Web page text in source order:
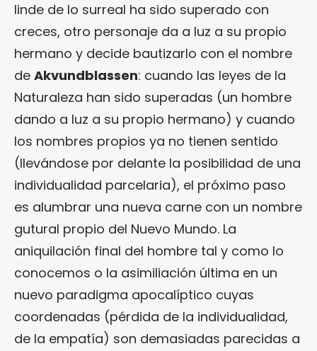
linde de lo surreal ha sido superado con
creces, otro personaje da a luz a su propio
hermano y decide bautizarlo con el nombre
de Akvundblassen: cuando las leyes de la
Naturaleza han sido superadas (un hombre
dando a luz a su propio hermano) y cuando
los nombres propios ya no tienen sentido
(llevándose por delante la posibilidad de una
individualidad parcelaria), el próximo paso
es alumbrar una nueva carne con un nombre
gutural propio del Nuevo Mundo. La
aniquilación final del hombre tal y como lo
conocemos o la asimiliación última en un
nuevo paradigma apocalíptico cuyas
coordenadas (pérdida de la individualidad,
de la empatía) son demasiadas parecidas a